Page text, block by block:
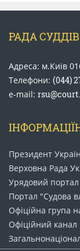
РАДА
Адреса: м.Київ
Телефони: (044)
e-mail:
Президент
Верховна Рада
Урядовий портал
Портал "Судова
Офіційна група
Офіційний